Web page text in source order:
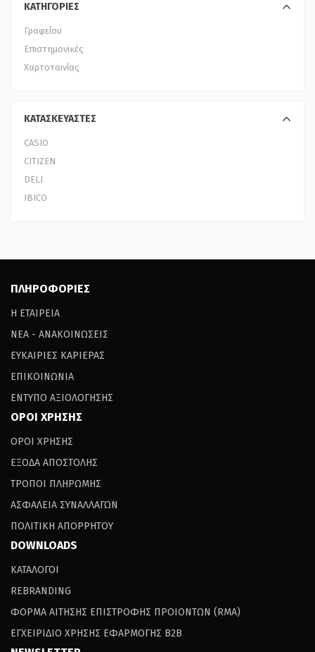
ΚΑΤΗΓΟΡΙΕΣ
Γραφείου
Επιστημονικές
Χαρτοταινίας
ΚΑΤΑΣΚΕΥΑΣΤΕΣ
CASIO
CITIZEN
DELI
IBICO
ΠΛΗΡΟΦΟΡΙΕΣ
Η ΕΤΑΙΡΕΙΑ
ΝΕΑ - ΑΝΑΚΟΙΝΩΣΕΙΣ
ΕΥΚΑΙΡΙΕΣ ΚΑΡΙΕΡΑΣ
ΕΠΙΚΟΙΝΩΝΙΑ
ΕΝΤΥΠΟ ΑΞΙΟΛΟΓΗΣΗΣ
ΟΡΟΙ ΧΡΗΣΗΣ
ΟΡΟΙ ΧΡΗΣΗΣ
ΕΞΟΔΑ ΑΠΟΣΤΟΛΗΣ
ΤΡΟΠΟΙ ΠΛΗΡΩΜΗΣ
ΑΣΦΑΛΕΙΑ ΣΥΝΑΛΛΑΓΩΝ
ΠΟΛΙΤΙΚΗ ΑΠΟΡΡΗΤΟΥ
DOWNLOADS
ΚΑΤΑΛΟΓΟΙ
REBRANDING
ΦΟΡΜΑ ΑΙΤΗΣΗΣ ΕΠΙΣΤΡΟΦΗΣ ΠΡΟΙΟΝΤΩΝ (RΜΑ)
ΕΓΧΕΙΡΙΔΙΟ ΧΡΗΣΗΣ ΕΦΑΡΜΟΓΗΣ B2B